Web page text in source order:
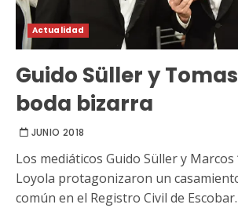
Actualidad
Guido Süller y
boda bizarra
JUNIO 2018
Los mediáticos Guido Süller y Marcos
Loyola protagonizaron un
común en el Registro Civil de